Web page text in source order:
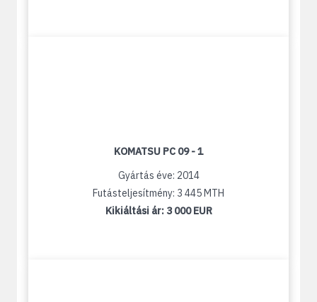
KOMATSU PC 09 - 1
Gyártás éve: 2014
Futásteljesítmény: 3 445 MTH
Kikiáltási ár: 3 000 EUR